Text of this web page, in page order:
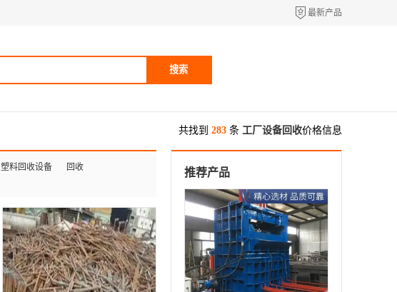
最新产品
搜索
共找到 283 条 工厂设备回收价格信息
塑料回收设备
回收
推荐产品